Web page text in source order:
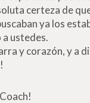
certeza de
ya los
a ustedes.
y corazón, y a